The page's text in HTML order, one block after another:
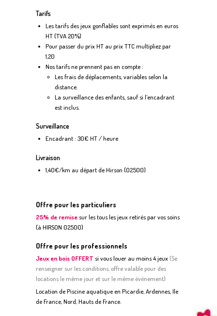
Tarifs
Les tarifs des jeux gonflables sont exprimés en euros
HT (TVA 20%)
Pour passer du prix HT au prix TTC multipliez par
1,20
Nos tarifs ne prennent pas en compte :
Les frais de déplacements, variables selon la
distance.
La surveillance des enfants, sauf si l’encadrant
est inclus.
Surveillance
Encadrant : 30€ HT / heure
Livraison
1,40€/km au départ de Hirson (02500)
Offre pour les particuliers
25% de remise sur les tous les jeux retirés par vos soins
(à HIRSON 02500)
Offre pour les professionnels
Jeux en bois OFFERT si vous louer au moins 4 jeux (Se
renseigner sur les conditions, offre valable pour des
locations le même jour et sur le même événement)
Location de Piscine aquatique en Picardie, Ardennes, Ile
de France, Nord, Hauts de France.